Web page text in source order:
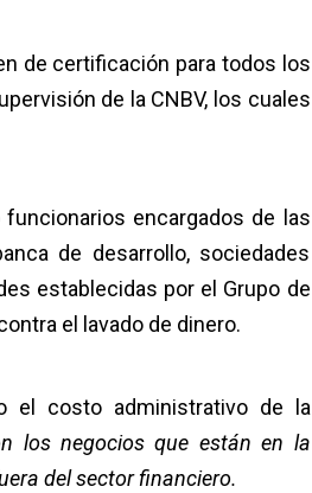
de certificación para todos los
de la CNBV, los cuales
encargados de las
de desarrollo, sociedades
establecidas por el Grupo de
el lavado de dinero.
el costo administrativo de la
los negocios que están en la
del sector financiero.